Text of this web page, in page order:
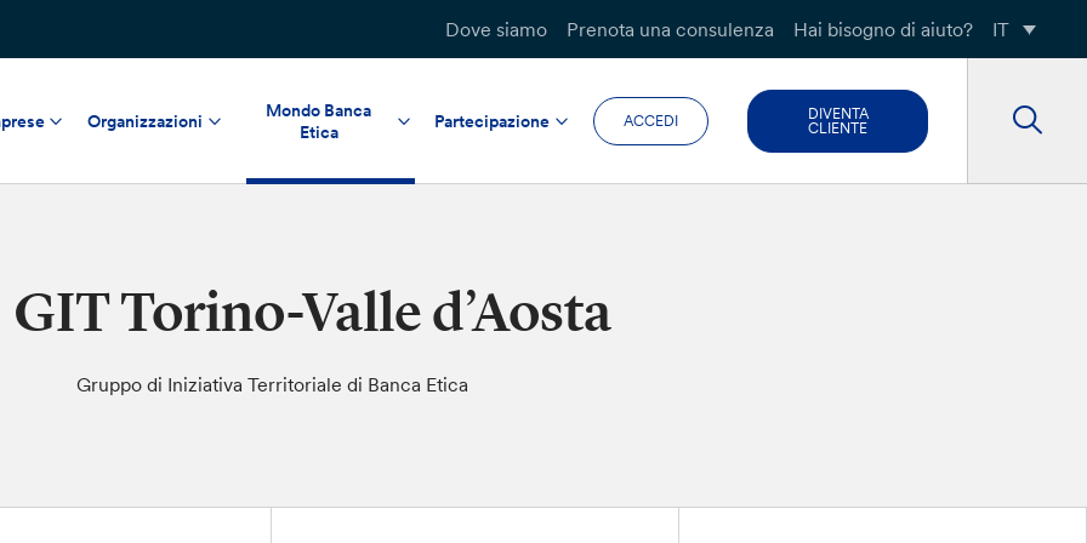
Dove siamo Prenota una consulenza Hai bisogno di aiuto? IT
Organizzazioni
Mondo Banca
Etica
Partecipazione ACCEDI
DIVENTA
CLIENTE
GIT Torino-Valle d’Aosta
Gruppo di Iniziativa Territoriale di Banca Etica